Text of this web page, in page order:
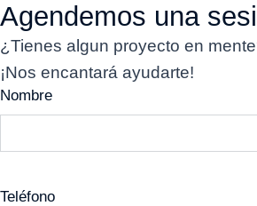
Agendemos una
¿Tienes algun proyecto en
¡Nos encantará ayudarte!
Nombre
Teléfono